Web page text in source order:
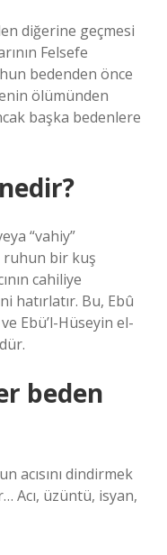
diğerine geçmesi
Felsefe
bedenden önce
ölümünden
başka bedenlere
“vahiy”
ruhun bir kuş
cahiliye
hatırlatır. Bu, Ebû
Ebü’l-Hüseyin el-
beden
acısını dindirmek
Acı, üzüntü, isyan,